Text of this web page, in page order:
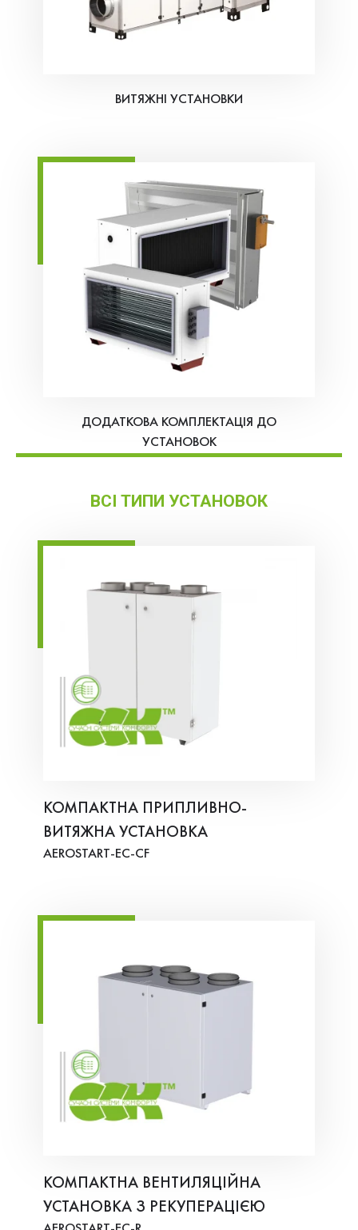
ВИТЯЖНІ УСТАНОВКИ
ДОДАТКОВА КОМПЛЕКТАЦІЯ ДО
УСТАНОВОК
ВСІ ТИПИ УСТАНОВОК
КОМПАКТНА ПРИПЛИВНО-
ВИТЯЖНА УСТАНОВКА
AEROSTART-EC-CF
КОМПАКТНА ВЕНТИЛЯЦІЙНА
УСТАНОВКА З РЕКУПЕРАЦІЄЮ